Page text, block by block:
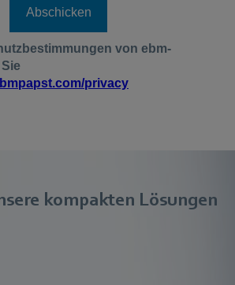
kompakten Lösungen